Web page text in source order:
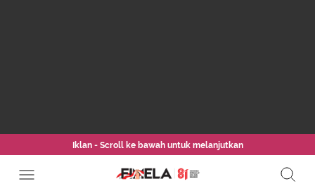
Iklan - Scroll ke bawah untuk melanjutkan